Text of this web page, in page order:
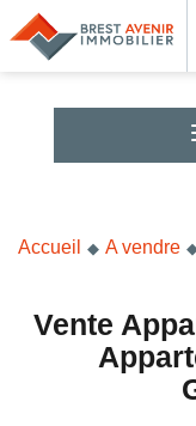
Accueil
Acheter
Vendre
Nos agences
Nos métiers
Syndic de
Accueil A vendre
Vente Appartement GOUESNOU -